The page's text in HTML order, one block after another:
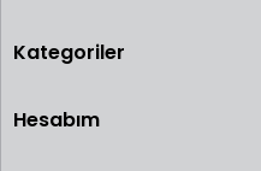
Kategoriler
Hesabım